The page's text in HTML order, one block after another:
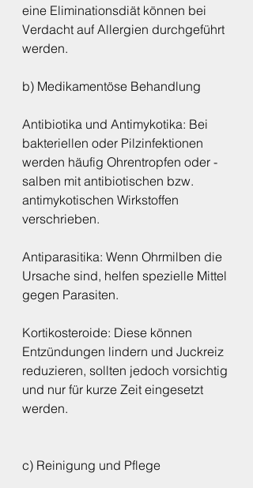
eine Eliminationsdiät können bei
Verdacht auf Allergien durchgeführt
werden.
b) Medikamentöse Behandlung
Antibiotika und Antimykotika: Bei
bakteriellen oder Pilzinfektionen
werden häufig Ohrentropfen oder -
salben mit antibiotischen bzw.
antimykotischen Wirkstoffen
verschrieben.
Antiparasitika: Wenn Ohrmilben die
Ursache sind, helfen spezielle Mittel
gegen Parasiten.
Kortikosteroide: Diese können
Entzündungen lindern und Juckreiz
reduzieren, sollten jedoch vorsichtig
und nur für kurze Zeit eingesetzt
werden.
c) Reinigung und Pflege